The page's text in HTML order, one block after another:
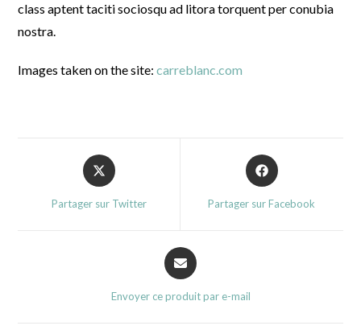
class aptent taciti sociosqu ad litora torquent per conubia
nostra.
Images taken on the site:carreblanc.com
Opens
in
new
Partager sur Twitter
Opens
in
Partager sur Facebook
Opens
in
new
Envoyer ce produit par e-mail